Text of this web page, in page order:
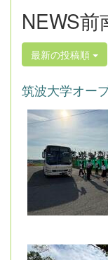
NEWS前
最新の投稿順
筑波大学オー